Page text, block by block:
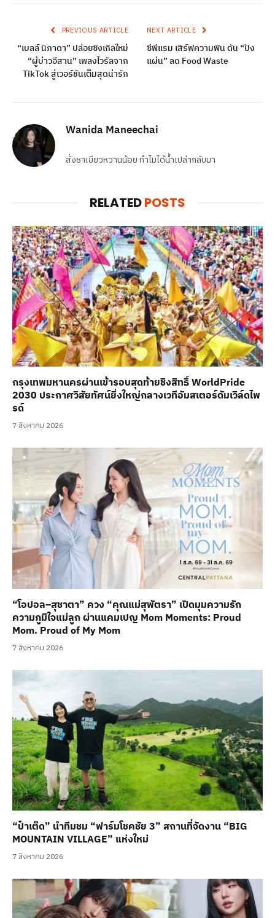
PREVIOUS ARTICLE
“เบลล์ นิภาดา” ปล่อยซิงเกิลใหม่
“ผู้บ่าวอีสาน” เพลงไวรัลจาก
TikTok สู่เวอร์ชันเต็มสุดน่ารัก
NEXT ARTICLE
ซีพีแรม เสิร์ฟความฟิน ดัน “ปัง
แผ่น” ลด Food Waste
Wanida Maneechai
สั่งชาเขียวหวานน้อย ทำไมได้น้ำเปล่ากลับมา
RELATEDPOSTS
กรุงเทพมหานครผ่านเข้ารอบสุดท้ายชิงสิทธิ์ WorldPride
2030 ประกาศวิสัยทัศน์ยิ่งใหญ่กลางเวทีอัมสเตอร์ดัมเวิล์ดไพ
รด์
7 สิงหาคม 2026
“โอปอล–สุชาตา” ควง “คุณแม่สุพัตรา” เปิดมุมความรัก
ความภูมิใจแม่ลูก ผ่านแคมเปญ Mom Moments: Proud
Mom. Proud of My Mom
7 สิงหาคม 2026
“ป๋าเต็ด” นำทีมชม “ฟาร์มโชคชัย 3” สถานที่จัดงาน “BIG
MOUNTAIN VILLAGE” แห่งใหม่
7 สิงหาคม 2026